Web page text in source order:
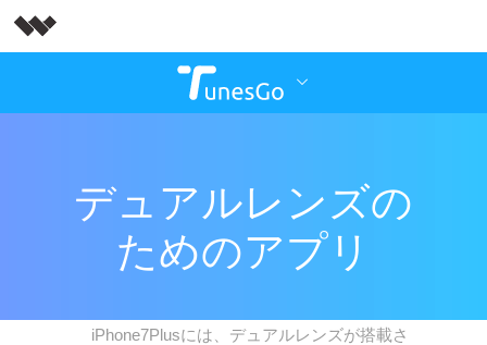
デュアルレンズの
ためのアプリ
iPhone7Plusには、デュアルレンズが搭載さ